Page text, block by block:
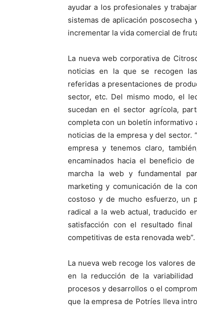
ayudar a los profesionales y
sistemas de aplicación
incrementar la vida comercial de
La nueva web corporativa de
noticias en la que se recogen
referidas a presentaciones de
sector, etc. Del mismo modo, el
sucedan en el sector agrícola,
completa con un boletín
noticias de la empresa y del sector.
empresa y tenemos claro,
encaminados hacia el beneficio
marcha la web y fundamental
marketing y comunicación de la
costoso y de mucho esfuerzo, un
radical a la web actual, traducido
satisfacción con el resultado
competitivas de esta renovada web”.
La nueva web recoge los valores
en la reducción de la variabilidad
procesos y desarrollos o el
que la empresa de Potríes lleva